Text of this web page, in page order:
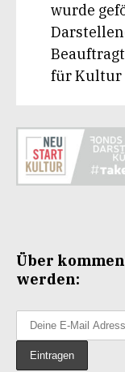
wurde
für Kultur
Über
werden: